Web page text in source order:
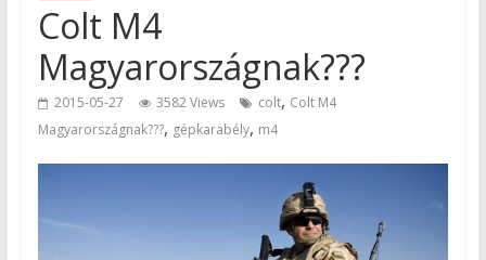
Colt M4
Magyarországnak???
2015-05-27 3582 Views colt, Colt M4
Magyarországnak???, gépkarabély, m4